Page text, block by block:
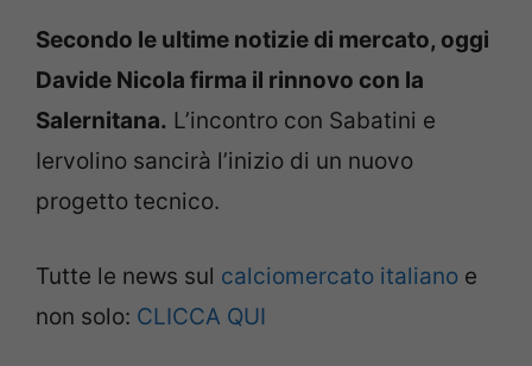
Secondo le ultime notizie di mercato, oggi
Davide Nicola firma il rinnovo con la
Salernitana. L’incontro con Sabatini e
Iervolino sancirà l’inizio di un nuovo
progetto tecnico.
Tutte le news sul calciomercato italiano e
non solo: CLICCA QUI